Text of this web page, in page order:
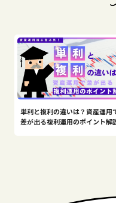
単利と複利の違いは？資産運用
差が出る複利運用のポイント解